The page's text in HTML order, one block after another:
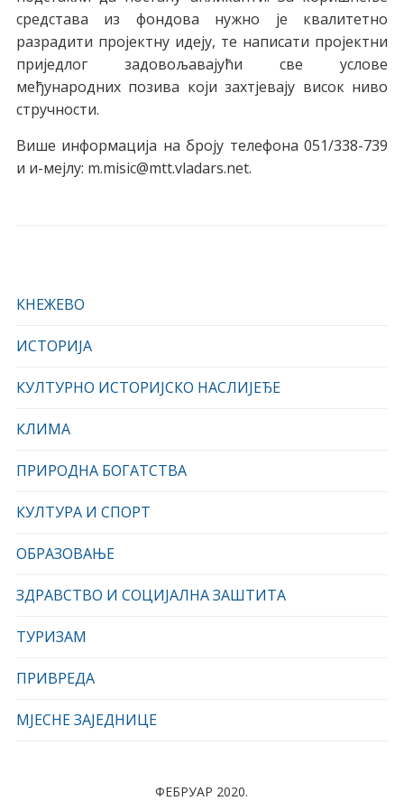
КНЕЖЕВО
ИСТОРИЈА
КУЛТУРНО ИСТОРИЈСКО НАСЛИЈЕЂЕ
КЛИМА
ПРИРОДНА БОГАТСТВА
КУЛТУРА И СПОРТ
ОБРАЗОВАЊЕ
ЗДРАВСТВО И СОЦИЈАЛНА ЗАШТИТА
ТУРИЗАМ
ПРИВРЕДА
МЈЕСНЕ ЗАЈЕДНИЦЕ
ФЕБРУАР 2020.
средстава из фондова нужно је квалитетно
разрадити пројектну идеју, те написати пројектни
приједлог задовољавајући све услове
међународних позива који захтјевају висок ниво
стручности.
Више информација на броју телефона 051/338-739
и и-мејлу: m.misic@mtt.vladars.net.